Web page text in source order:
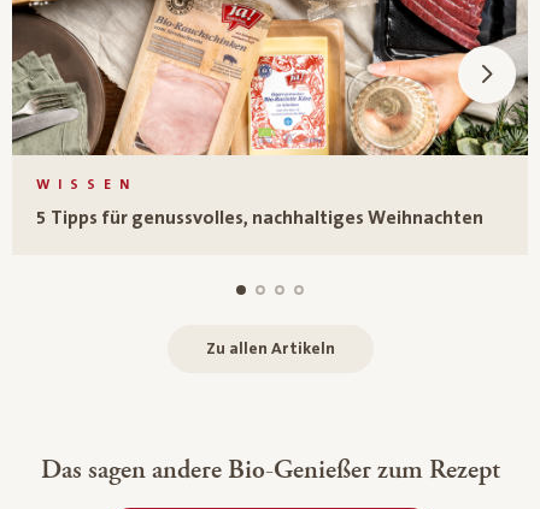
WISSEN
5 Tipps für genussvolles, nachhaltiges Weihnachten
Zu allen Artikeln
Das sagen andere Bio-Genießer zum Rezept